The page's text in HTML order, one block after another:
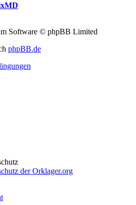
Software © phpBB Limited
phpBB.de
der Orklager.org